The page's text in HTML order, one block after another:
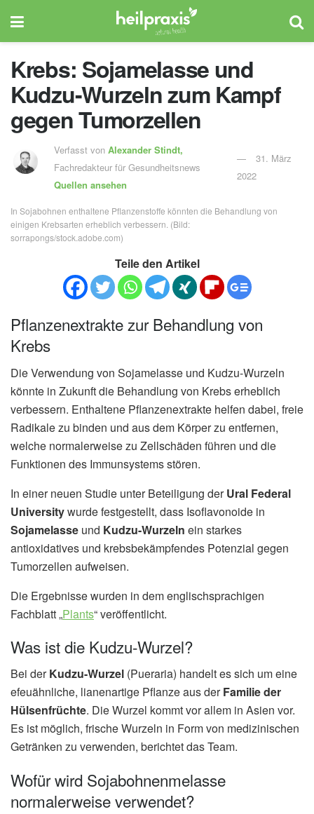
Krebs: Sojamelasse und
Kudzu-Wurzeln zum Kampf
gegen Tumorzellen
Verfasst vonAlexander Stindt,
Fachredakteur für Gesundheitsnews
Quellen ansehen
31. März
2022
In Sojabohnen enthaltene Pflanzenstoffe könnten die Behandlung von
einigen Krebsarten erheblich verbessern. (Bild:
sorrapongs/stock.adobe.com)
Teile den Artikel
Pflanzenextrakte zur Behandlung von
Krebs
Die Verwendung von Sojamelasse und Kudzu-Wurzeln
könnte in Zukunft die Behandlung von Krebs erheblich
verbessern. Enthaltene Pflanzenextrakte helfen dabei, freie
Radikale zu binden und aus dem Körper zu entfernen,
welche normalerweise zu Zellschäden führen und die
Funktionen des Immunsystems stören.
In einer neuen Studie unter Beteiligung derUral Federal
Universitywurde festgestellt, dass Isoflavonoide in
Sojamelasse und Kudzu-Wurzeln ein starkes
antioxidatives und krebsbekämpfendes Potenzial gegen
Tumorzellen aufweisen.
Die Ergebnisse wurden in dem englischsprachigen
Fachblatt „Plants“ veröffentlicht.
Was ist die Kudzu-Wurzel?
Bei derKudzu-Wurzel (Pueraria) handelt es sich um eine
efeuähnliche, lianenartige Pflanze aus derFamilie der
Hülsenfrüchte. Die Wurzel kommt vor allem in Asien vor.
Es ist möglich, frische Wurzeln in Form von medizinischen
Getränken zu verwenden, berichtet das Team.
Wofür wird Sojabohnenmelasse
normalerweise verwendet?